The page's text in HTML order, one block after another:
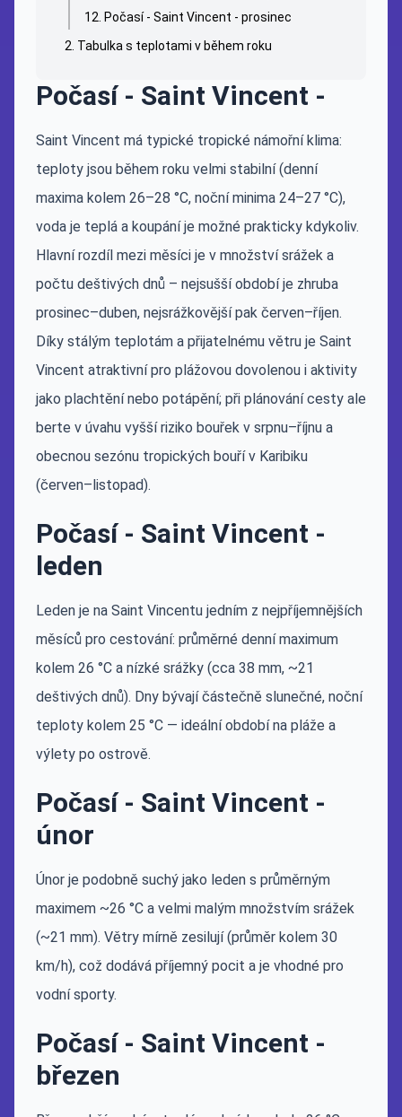
Počasí - Saint Vincent - prosinec
Tabulka s teplotami v během roku
Počasí - Saint Vincent -
Saint Vincent má typické tropické námořní klima:
teploty jsou během roku velmi stabilní (denní
maxima kolem 26–28 °C, noční minima 24–27 °C),
voda je teplá a koupání je možné prakticky kdykoliv.
Hlavní rozdíl mezi měsíci je v množství srážek a
počtu deštivých dnů – nejsušší období je zhruba
prosinec–duben, nejsrážkovější pak červen–říjen.
Díky stálým teplotám a přijatelnému větru je Saint
Vincent atraktivní pro plážovou dovolenou i aktivity
jako plachtění nebo potápění; při plánování cesty ale
berte v úvahu vyšší riziko bouřek v srpnu–říjnu a
obecnou sezónu tropických bouří v Karibiku
(červen–listopad).
Počasí - Saint Vincent -
leden
Leden je na Saint Vincentu jedním z nejpříjemnějších
měsíců pro cestování: průměrné denní maximum
kolem 26 °C a nízké srážky (cca 38 mm, ~21
deštivých dnů). Dny bývají částečně slunečné, noční
teploty kolem 25 °C — ideální období na pláže a
výlety po ostrově.
Počasí - Saint Vincent -
únor
Únor je podobně suchý jako leden s průměrným
maximem ~26 °C a velmi malým množstvím srážek
(~21 mm). Větry mírně zesilují (průměr kolem 30
km/h), což dodává příjemný pocit a je vhodné pro
vodní sporty.
Počasí - Saint Vincent -
březen